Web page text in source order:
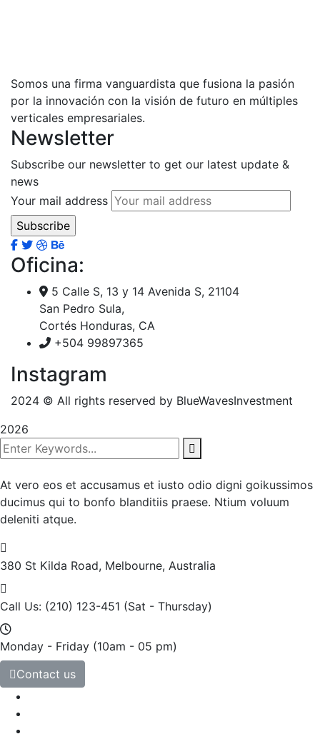
Somos una firma vanguardista que fusiona la pasión
por la innovación con la visión de futuro en múltiples
verticales empresariales.
Newsletter
Subscribe our newsletter to get our latest update &
news
Your mail address
Oficina:
5 Calle S, 13 y 14 Avenida S, 21104
San Pedro Sula,
Cortés Honduras, CA
+504 99897365
Instagram
2024 © All rights reserved by BlueWavesInvestment
2026
At vero eos et accusamus et iusto odio digni goikussimos
ducimus qui to bonfo blanditiis praese. Ntium voluum
deleniti atque.
380 St Kilda Road, Melbourne, Australia
Call Us: (210) 123-451 (Sat - Thursday)
Monday - Friday (10am - 05 pm)
Contact us